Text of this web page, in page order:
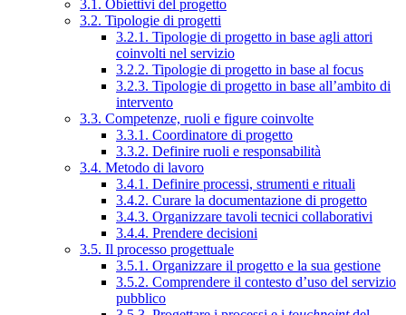
3.1. Obiettivi del progetto
3.2. Tipologie di progetti
3.2.1. Tipologie di progetto in base agli attori
coinvolti nel servizio
3.2.2. Tipologie di progetto in base al focus
3.2.3. Tipologie di progetto in base all’ambito di
intervento
3.3. Competenze, ruoli e figure coinvolte
3.3.1. Coordinatore di progetto
3.3.2. Definire ruoli e responsabilità
3.4. Metodo di lavoro
3.4.1. Definire processi, strumenti e rituali
3.4.2. Curare la documentazione di progetto
3.4.3. Organizzare tavoli tecnici collaborativi
3.4.4. Prendere decisioni
3.5. Il processo progettuale
3.5.1. Organizzare il progetto e la sua gestione
3.5.2. Comprendere il contesto d’uso del servizio
pubblico